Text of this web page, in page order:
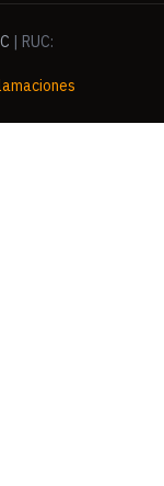
| RUC: